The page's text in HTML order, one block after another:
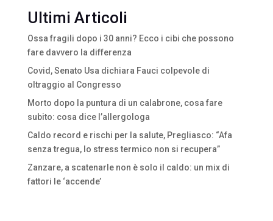
Ultimi Articoli
Ossa fragili dopo i 30 anni? Ecco i cibi che possono
fare davvero la differenza
Covid, Senato Usa dichiara Fauci colpevole di
oltraggio al Congresso
Morto dopo la puntura di un calabrone, cosa fare
subito: cosa dice l’allergologa
Caldo record e rischi per la salute, Pregliasco: “Afa
senza tregua, lo stress termico non si recupera”
Zanzare, a scatenarle non è solo il caldo: un mix di
fattori le ‘accende’